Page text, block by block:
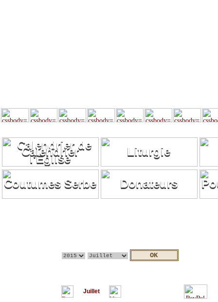
Calendrier Liturgie
Coutumes Serbe Donateurs
Juillet